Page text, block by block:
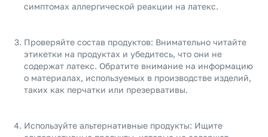
симптомах аллергической реакции на латекс.
Проверяйте состав продуктов: Внимательно читайте
этикетки на продуктах и убедитесь, что они не
содержат латекс. Обратите внимание на информацию
о материалах, используемых в производстве изделий,
таких как перчатки или презервативы.
Используйте альтернативные продукты: Ищите